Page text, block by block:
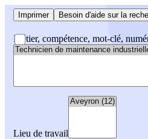
Imprimer Besoin d'aide sur la
Métier, compétence, mot-clé,
Lieu de travail